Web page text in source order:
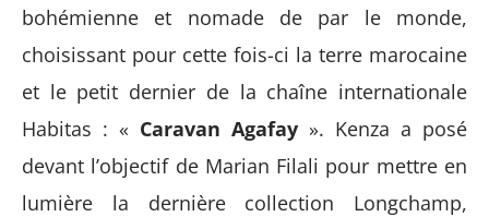
bohémienne et nomade de par le monde,
choisissant pour cette fois-ci la terre marocaine
et le petit dernier de la chaîne internationale
Habitas : « Caravan Agafay ». Kenza a posé
devant l’objectif de Marian Filali pour mettre en
lumière la dernière collection Longchamp,